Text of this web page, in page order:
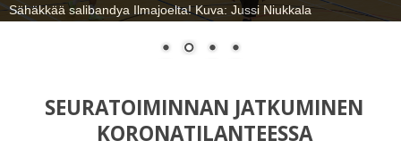
Sähäkkää salibandya Ilmajoelta! Kuva: Jussi Niukkala
SEURATOIMINNAN JATKUMINEN
KORONATILANTEESSA